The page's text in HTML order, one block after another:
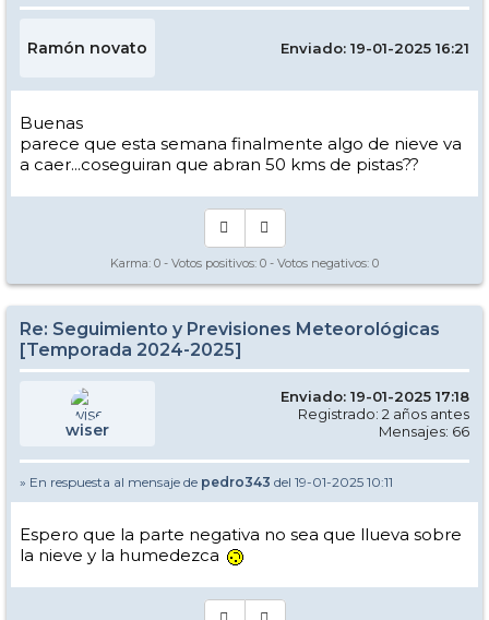
Ramón novato Enviado: 19-01-2025 16:21
Buenas
parece que esta semana finalmente algo de nieve va
a caer...coseguiran que abran 50 kms de pistas??
Karma: 0 - Votos positivos: 0 - Votos negativos: 0
Re: Seguimiento y Previsiones Meteorológicas
[Temporada 2024-2025]
wiser
Enviado: 19-01-2025 17:18
Registrado: 2 años antes
Mensajes: 66
» En respuesta al mensaje de pedro343 del 19-01-2025 10:11
Espero que la parte negativa no sea que llueva sobre
la nieve y la humedezca